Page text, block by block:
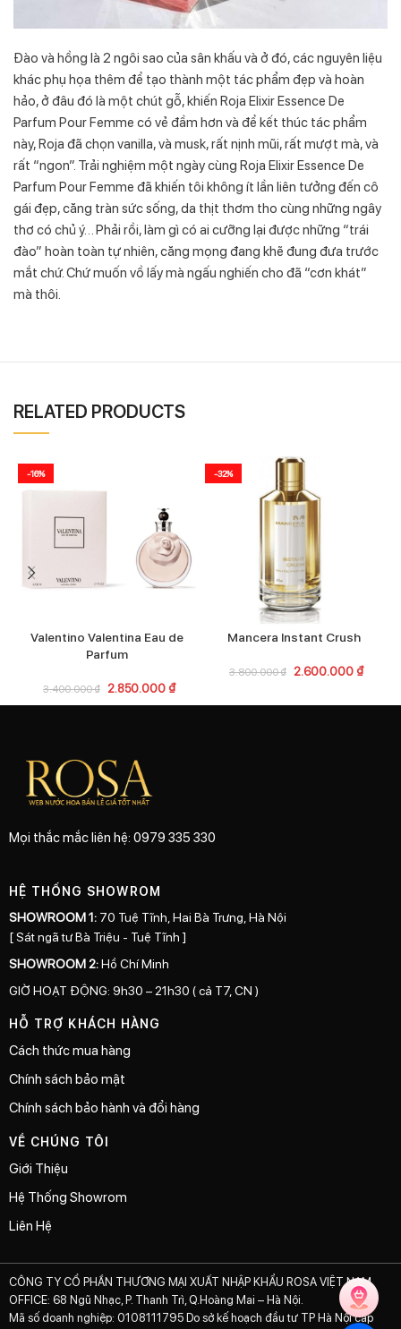
Đào và hồng là 2 ngôi sao của sân khấu và ở đó, các nguyên liệu
khác phụ họa thêm để tạo thành một tác phẩm đẹp và hoàn
hảo, ở đâu đó là một chút gỗ, khiến Roja Elixir Essence De
Parfum Pour Femme có vẻ đầm hơn và để kết thúc tác phẩm
này, Roja đã chọn vanilla, và musk, rất nịnh mũi, rất mượt mà, và
rất “ngon”. Trải nghiệm một ngày cùng Roja Elixir Essence De
Parfum Pour Femme đã khiến tôi không ít lần liên tưởng đến cô
gái đẹp, căng tràn sức sống, da thịt thơm tho cùng những ngây
thơ có chủ ý… Phải rồi, làm gì có ai cưỡng lại được những “trái
đào” hoàn toàn tự nhiên, căng mọng đang khẽ đung đưa trước
mắt chứ. Chứ muốn vồ lấy mà ngấu nghiến cho đã “cơn khát”
mà thôi.
RELATED PRODUCTS
-16%
Valentino Valentina Eau de
Parfum
3.400.000₫ 2.850.000 ₫
-32%
Mancera Instant Crush
3.800.000₫ 2.600.000 ₫
Mọi thắc mắc liên hệ: 0979 335 330
HỆ THỐNG SHOWROM
SHOWROOM 1: 70 Tuệ Tĩnh, Hai Bà Trưng, Hà Nội
[ Sát ngã tư Bà Triệu - Tuệ Tĩnh ]
SHOWROOM 2:Hồ Chí Minh
GIỜ HOẠT ĐỘNG: 9h30 – 21h30 ( cả T7, CN )
HỖ TRỢ KHÁCH HÀNG
Cách thức mua hàng
Chính sách bảo mật
Chính sách bảo hành và đổi hàng
VỀ CHÚNG TÔI
Giới Thiệu
Hệ Thống Showrom
Liên Hệ
CÔNG TY CỔ PHẦN THƯƠNG MẠI XUẤT NHẬP KHẨU ROSA VIỆT NAM
OFFICE: 68 Ngũ Nhạc, P. Thanh Trì, Q.Hoàng Mai – Hà Nội.
Mã số doanh nghiệp: 0108111795 Do sở kế hoạch đầu tư TP Hà Nội cấp